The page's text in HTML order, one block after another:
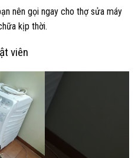
nên gọi ngay cho thợ sửa máy
kịp thời.
viên